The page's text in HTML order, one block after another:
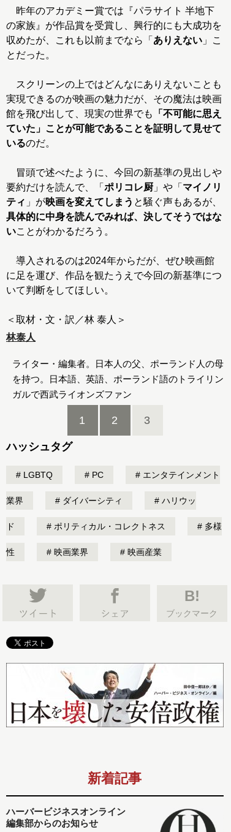
昨年のアカデミー賞では『パラサイト 半地下
の家族』が作品賞を受賞し、興行的にも大成功を
収めたが、これも以前までなら「 ありえない 」こ
とだった。
スクリーンの上ではどんなにありえないことも
実現できるのが映画の魅力だが、その魔法は映画
館を飛び出して、現実の世界でも
「不可能に思え
ていた」ことが可能であることを証明して見せて
いるのだ。
冒頭で述べたように、今回の新基準の見出しや
要約だけを読んで、「 ポリコレ厨 」や「 マイノリ
ティ 」が映画を変えてしまう と騒ぐ声もあるが、
具体的に中身を読んでみれば、決してそうではな
いことがわかるだろう。
導入されるのは2024年からだが、ぜひ映画館
に足を運び、作品を観たうえで今回の新基準につ
いて判断をしてほしい。
＜取材・文・訳／林 泰人＞
林泰人
ライター・編集者。日本人の父、ポーランド人の母
を持つ。日本語、英語、ポーランド語のトライリン
ガルで西武ライオンズファン
1 2 3
ハッシュタグ
LGBTQ PC エンタテインメント
業界 ダイバーシティ ハリウッ
ド ポリティカル・コレクトネス 多様
性 映画業界 映画産業
B!
ブックマーク
新着記事
ハーバービジネスオンライン
編集部からのお知らせ